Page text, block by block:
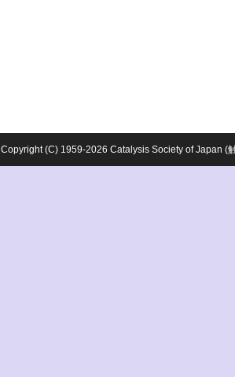
Copyright (C) 1959-2026 Catalysis Society of Japan (